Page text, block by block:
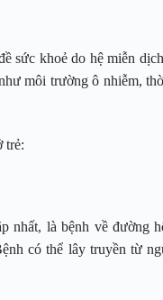
sức khoẻ do hệ miễn
môi trường ô nhiễm,
trẻ:
nhất, là bệnh về đường
có thể lây truyền từ